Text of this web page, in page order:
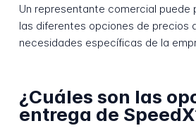
Un representante comercial puede
las diferentes opciones de precios
necesidades específicas de la
¿Cuáles son las
entrega de